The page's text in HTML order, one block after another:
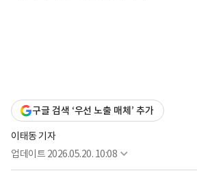
구글 검색 ‘우선 노출 매체’ 추가
이태동 기자
업데이트 2026.05.20. 10:08